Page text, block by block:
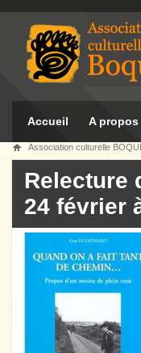
Accueil A propos
Association culturelle
Relecture
24 février